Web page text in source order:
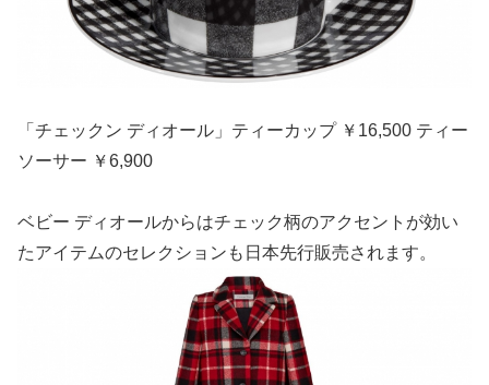
「チェックン ディオール」ティーカップ ￥16,500 ティー
ソーサー ￥6,900
ベビー ディオールからはチェック柄のアクセントが効い
たアイテムのセレクションも日本先行販売されます。